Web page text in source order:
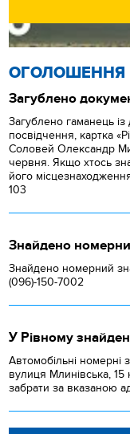
ОГОЛОШЕННЯ
Загублено
Загублено гаманець
посвідчення, картка
Соловей Олександр
червня. Якщо хтось
його
103
Знайдено
Знайдено номерний
(096)-150-7002
У Рівному
Автомобільні номерні
вулиця Млинівська, 15
забрати за вказаною